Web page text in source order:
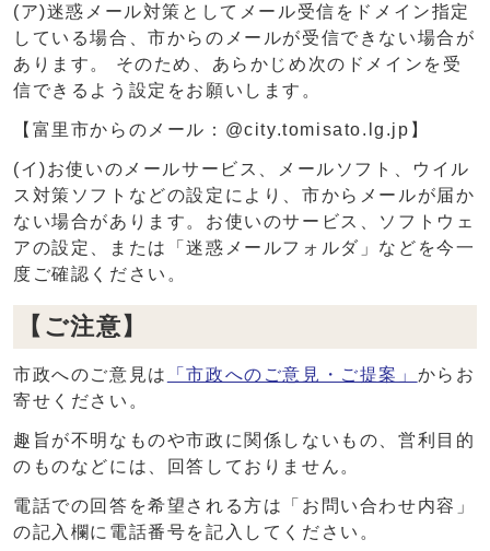
(ア)迷惑メール対策としてメール受信をドメイン指定
している場合、市からのメールが受信できない場合が
あります。 そのため、あらかじめ次のドメインを受
信できるよう設定をお願いします。
【富里市からのメール：@city.tomisato.lg.jp】
(イ)お使いのメールサービス、メールソフト、ウイル
ス対策ソフトなどの設定により、市からメールが届か
ない場合があります。お使いのサービス、ソフトウェ
アの設定、または「迷惑メールフォルダ」などを今一
度ご確認ください。
【ご注意】
市政へのご意見は 「市政へのご意見・ご提案」 からお
寄せください。
趣旨が不明なものや市政に関係しないもの、営利目的
のものなどには、回答しておりません。
電話での回答を希望される方は「お問い合わせ内容」
の記入欄に電話番号を記入してください。